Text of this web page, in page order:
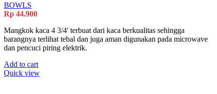
BOWLS
Rp 44.900
Mangkok kaca 4 3/4' terbuat dari kaca berkualitas sehingga
barangnya terlihat tebal dan juga aman digunakan pada microwave
dan pencuci piring elektrik.
Add to cart
Quick view